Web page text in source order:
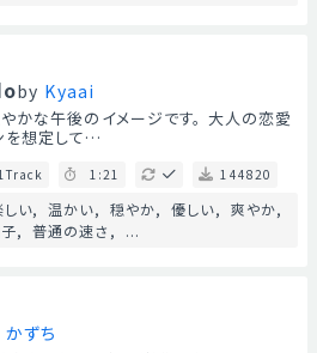
by Kyaai
かな午後のイメージです。 大人の恋愛
を想定して…
1:21 144820
しい 温かい 穏やか 優しい
爽やか
普通の速さ ...
かずち